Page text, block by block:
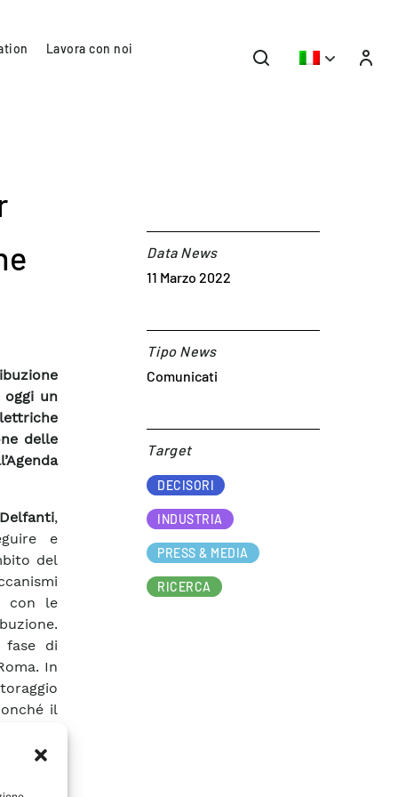
Lavora con noi
oggi un
delle
,
e
del
con le
di
In
il
dovrà
Data News
11 Marzo 2022
Tipo News
Comunicati
Target​
DECISORI
INDUSTRIA
PRESS & MEDIA
RICERCA